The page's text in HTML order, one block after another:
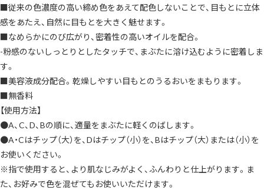
立
体
感
繊
細
パ
ル
透
け
感
発
色
締
め
色
な
し
高
輝
度
大
■従来の色濃度の高い締め色をあえて配色しないことで、目もとに立体
感をあたえ、自然に目もとを大きく魅せます。
■なめらかにのび広がり、密着性の高いオイルを配合。
-粉感のないしっとりとしたタッチで、まぶたに溶け込むように密着しま
す。
■美容液成分配合。乾燥しやすい目もとのうるおいをまもります。
■無香料
【使用方法】
●A、C、D、Bの順に、適量をまぶたに軽くのばします。
●A・Cはチップ（大）を、Dはチップ（小）を、Bはチップ（大）または（小）を
お使いください。
※指で使用すると、より肌なじみがよく、ふんわりと仕上がります。ま
た、お好みで色を混ぜてもお使いいただけます。